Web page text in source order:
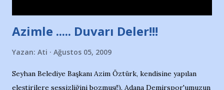
Türkiye 3.lüğü var. 17 yaşında mar...
Azimle ..... Duvarı Deler!!!
Yazan: Ati Ağustos 05, 2009
Seyhan Belediye Başkanı Azim Öztürk, kendisine yapılan
eleştirilere sessizliğini bozmuş(!). Adana Demirspor'umuzun